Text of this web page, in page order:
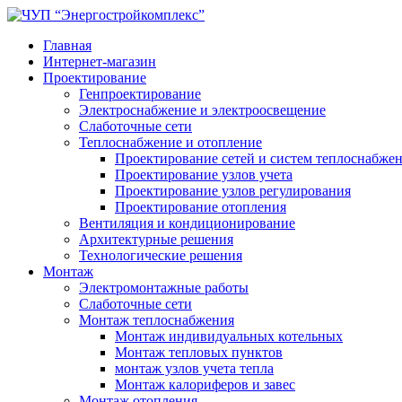
Главная
Интернет-магазин
Проектирование
Генпроектирование
Электроснабжение и электроосвещение
Слаботочные сети
Теплоснабжение и отопление
Проектирование сетей и систем
Проектирование узлов учета
Проектирование узлов регулирования
Проектирование отопления
Вентиляция и кондиционирование
Архитектурные решения
Технологические решения
Монтаж
Электромонтажные работы
Слаботочные сети
Монтаж теплоснабжения
Монтаж индивидуальных котельных
Монтаж тепловых пунктов
монтаж узлов учета тепла
Монтаж калориферов и завес